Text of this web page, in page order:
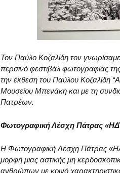
Τον Παύλο Κοζαλίδη τον
περσινό φεστιβάλ φωτογραφίας
την έκθεση του Παύλου Κοζαλίδη
Μουσείου Μπενάκη και με τη
Πατρέων.
Φωτογραφική Λέσχη Πάτρας
Η Φωτογραφική Λέσχη Πάτρας
μορφή μιας αστικής μη
ανθρώπων με κοινό